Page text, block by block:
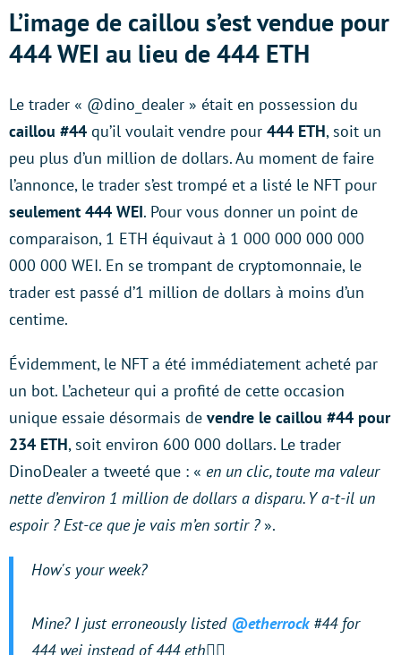
L’image de caillou s’est vendue pour
444 WEI au lieu de 444 ETH
Le trader « @dino_dealer » était en possession du
caillou #44 qu’il voulait vendre pour 444 ETH, soit un
peu plus d’un million de dollars. Au moment de faire
l’annonce, le trader s’est trompé et a listé le NFT pour
seulement 444 WEI. Pour vous donner un point de
comparaison, 1 ETH équivaut à 1 000 000 000 000
000 000 WEI. En se trompant de cryptomonnaie, le
trader est passé d’1 million de dollars à moins d’un
centime.
Évidemment, le NFT a été immédiatement acheté par
un bot. L’acheteur qui a profité de cette occasion
unique essaie désormais de vendre le caillou #44 pour
234 ETH, soit environ 600 000 dollars. Le trader
DinoDealer a tweeté que : « en un clic, toute ma valeur
nette d’environ 1 million de dollars a disparu. Y a-t-il un
espoir ? Est-ce que je vais m’en sortir ?».
How's your week?
Mine? I just erroneously listed @etherrock#44 for
444 wei instead of 444 eth🤦‍♂️